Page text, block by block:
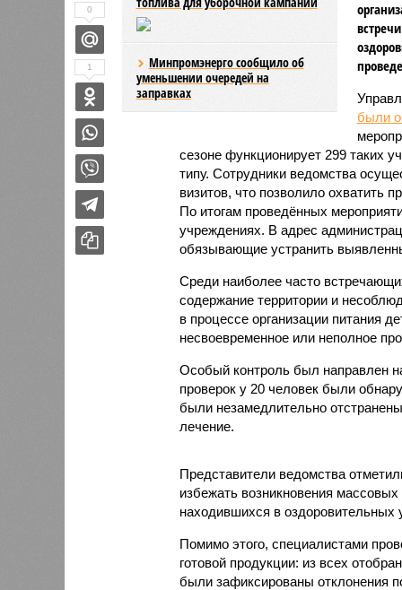
Минпромэнерго сообщило об
уменьшении очередей на
заправках
были
сезоне функционирует 299 таких
типу. Сотрудники ведомства
визитов, что позволило охватить
По итогам проведённых
учреждениях. В адрес
обязывающие устранить
Среди наиболее часто
содержание территории и
в процессе организации питания
несвоевременное или неполное
Особый контроль был направлен
проверок у 20 человек были
были незамедлительно
лечение.
Представители ведомства
избежать возникновения
находившихся в оздоровительных
Помимо этого, специалистами
готовой продукции: из всех
были зафиксированы отклонения
0
1